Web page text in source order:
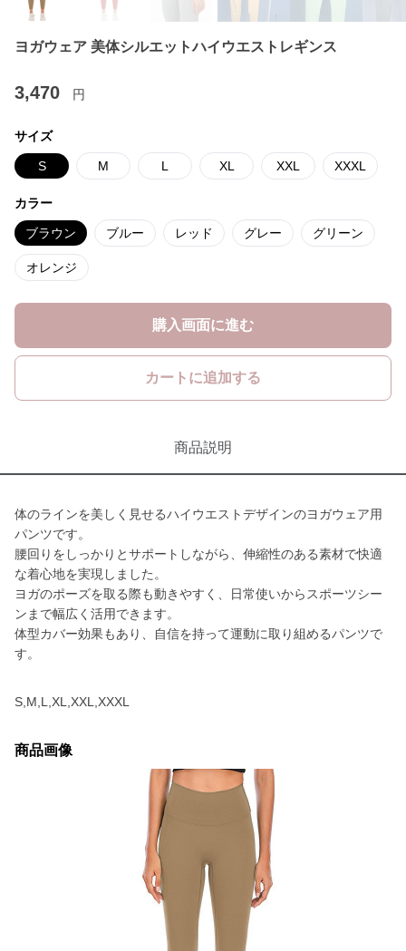
ヨガウェア 美体シルエットハイウエストレギンス
3,470 円
サイズ
S M L XL XXL XXXL
カラー
ブラウン ブルー レッド グレー グリーン
オレンジ
購入画面に進む
カートに追加する
商品説明
体のラインを美しく見せるハイウエストデザインのヨガウェア用
パンツです。
腰回りをしっかりとサポートしながら、伸縮性のある素材で快適
な着心地を実現しました。
ヨガのポーズを取る際も動きやすく、日常使いからスポーツシー
ンまで幅広く活用できます。
体型カバー効果もあり、自信を持って運動に取り組めるパンツで
す。
S,M,L,XL,XXL,XXXL
商品画像